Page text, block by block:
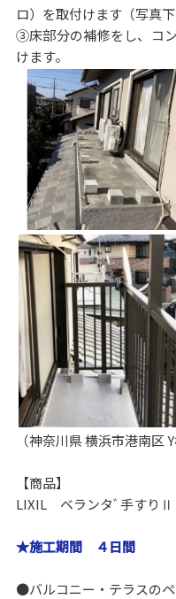
ロ）を取付けます（写真下
③床部分の補修をし、コ
けます。
（神奈川県 横浜市港南区 Y
【商品】
LIXIL ベランタﾞ手すり
★施工期間 ４日間
●バルコニー・テラスの